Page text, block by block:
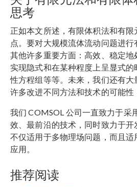
思考
正如本文所述，有限体积法和有
点。要对大规模流体流动问题进
其他许多重要方面：高效、稳定
实现隐式和在某种程度上呈显式
性方程组等等。未来，我们还有
许多改进不同方法和技术的可能性
我们 COMSOL 公司一直致力于采
效、最前沿的技术，同时致力于
不仅适用于多物理场问题，而且适
应用。
推荐阅读